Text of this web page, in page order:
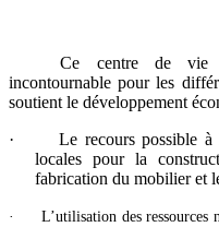
Ce centre de vie
incontournable pour les
soutient le développement
·
Le recours possible à
locales pour la
fabrication du mobilier et
·
L’utilisation des ressources